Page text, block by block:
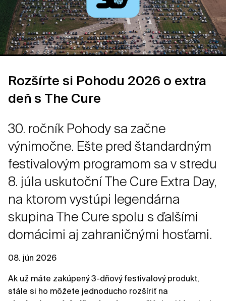
Rozšírte si Pohodu 2026 o extra
deň s The Cure
30. ročník Pohody sa začne
výnimočne. Ešte pred štandardným
festivalovým programom sa v stredu
8. júla uskutoční The Cure Extra Day,
na ktorom vystúpi legendárna
skupina The Cure spolu s ďalšími
domácimi aj zahraničnými hosťami.
08. jún 2026
Ak už máte zakúpený 3-dňový festivalový produkt,
stále si ho môžete jednoducho rozšíriť na